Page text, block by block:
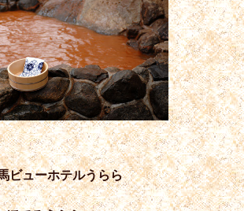
ビューホテルうらら